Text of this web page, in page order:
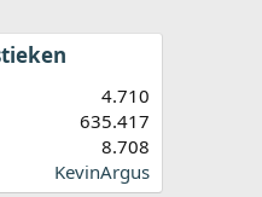
4.710
635.417
8.708
KevinArgus